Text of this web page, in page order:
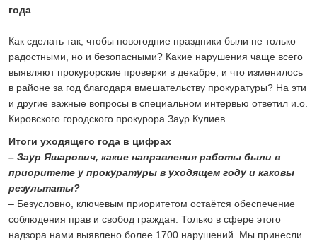
Спрашивали? Отвечаем!
04 АВГУСТА 2026
года
Как сделать так, чтобы новогодние праздники были не только
радостными, но и безопасными? Какие нарушения чаще всего
выявляют прокурорские проверки в декабре, и что изменилось
в районе за год благодаря вмешательству прокуратуры? На эти
и другие важные вопросы в специальном интервью ответил и.о.
Кировского городского прокурора Заур Кулиев.
Итоги уходящего года в цифрах
– Заур Яшарович, какие направления работы были в
приоритете у прокуратуры в уходящем году и каковы
результаты?
– Безусловно, ключевым приоритетом остаётся обеспечение
соблюдения прав и свобод граждан. Только в сфере этого
надзора нами выявлено более 1700 нарушений. Мы принесли